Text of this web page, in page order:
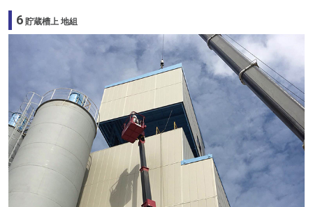
6 貯蔵槽上 地組